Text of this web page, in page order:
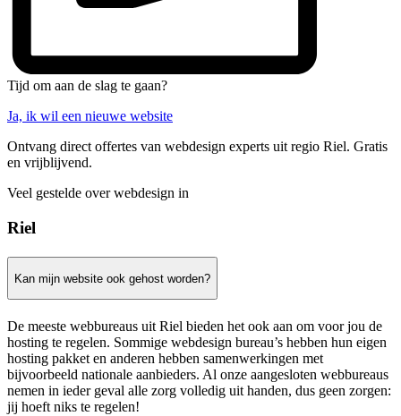
Tijd om aan de slag te gaan?
Ja, ik wil een nieuwe website
Ontvang direct offertes van webdesign experts uit regio Riel. Gratis
en vrijblijvend.
Veel gestelde over webdesign in
Riel
Kan mijn website ook gehost worden?
De meeste webbureaus uit Riel bieden het ook aan om voor jou de
hosting te regelen. Sommige webdesign bureau’s hebben hun eigen
hosting pakket en anderen hebben samenwerkingen met
bijvoorbeeld nationale aanbieders. Al onze aangesloten webbureaus
nemen in ieder geval alle zorg volledig uit handen, dus geen zorgen:
jij hoeft niks te regelen!